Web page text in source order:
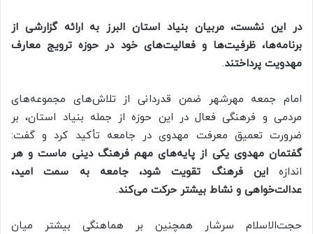
در این نشست، مربیان بنیاد استان البرز به ارائه گزارشی از
برنامه‌ها، ظرفیت‌ها و فعالیت‌های خود در حوزه ترویج معارف
مهدویت پرداختند.
امام جمعه مهرشهر ضمن قدردانی از تلاش‌های مجموعه‌های
مردمی و فرهنگی فعال در این حوزه از جمله بنیاد استان، بر
ضرورت تعمیق معرفت مهدوی در جامعه تأکید کرد و گفت:
گفتمان مهدوی یکی از پایه‌های مهم فرهنگ دینی ماست و هر
اندازه این فرهنگ تقویت شود، جامعه به سمت امید،
عدالت‌خواهی و نشاط بیشتر حرکت می‌کند.
حجت‌الاسلام‌ سرشار همچنین بر هماهنگی بیشتر میان